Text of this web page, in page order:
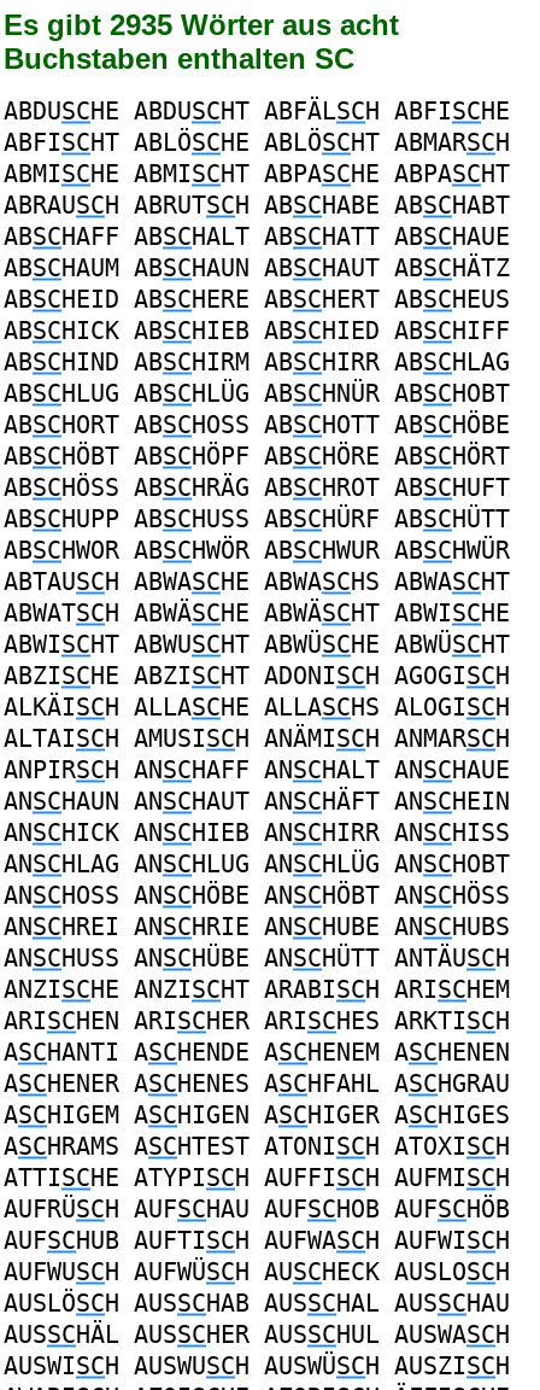
Es gibt 2935 Wörter aus acht
Buchstaben enthalten SC
ABDUSCHE ABDUSCHT ABFÄLSCH ABFISCHE
ABFISCHT ABLÖSCHE ABLÖSCHT ABMARSCH
ABMISCHE ABMISCHT ABPASCHE ABPASCHT
ABRAUSCH ABRUTSCH ABSCHABE ABSCHABT
ABSCHAFF ABSCHALT ABSCHATT ABSCHAUE
ABSCHAUM ABSCHAUN ABSCHAUT ABSCHÄTZ
ABSCHEID ABSCHERE ABSCHERT ABSCHEUS
ABSCHICK ABSCHIEB ABSCHIED ABSCHIFF
ABSCHIND ABSCHIRM ABSCHIRR ABSCHLAG
ABSCHLUG ABSCHLÜG ABSCHNÜR ABSCHOBT
ABSCHORT ABSCHOSS ABSCHOTT ABSCHÖBE
ABSCHÖBT ABSCHÖPF ABSCHÖRE ABSCHÖRT
ABSCHÖSS ABSCHRÄG ABSCHROT ABSCHUFT
ABSCHUPP ABSCHUSS ABSCHÜRF ABSCHÜTT
ABSCHWOR ABSCHWÖR ABSCHWUR ABSCHWÜR
ABTAUSCH ABWASCHE ABWASCHS ABWASCHT
ABWATSCH ABWÄSCHE ABWÄSCHT ABWISCHE
ABWISCHT ABWUSCHT ABWÜSCHE ABWÜSCHT
ABZISCHE ABZISCHT ADONISCH AGOGISCH
ALKÄISCH ALLASCHE ALLASCHS ALOGISCH
ALTAISCH AMUSISCH ANÄMISCH ANMARSCH
ANPIRSCH ANSCHAFF ANSCHALT ANSCHAUE
ANSCHAUN ANSCHAUT ANSCHÄFT ANSCHEIN
ANSCHICK ANSCHIEB ANSCHIRR ANSCHISS
ANSCHLAG ANSCHLUG ANSCHLÜG ANSCHOBT
ANSCHOSS ANSCHÖBE ANSCHÖBT ANSCHÖSS
ANSCHREI ANSCHRIE ANSCHUBE ANSCHUBS
ANSCHUSS ANSCHÜBE ANSCHÜTT ANTÄUSCH
ANZISCHE ANZISCHT ARABISCH ARISCHEM
ARISCHEN ARISCHER ARISCHES ARKTISCH
ASCHANTI ASCHENDE ASCHENEM ASCHENEN
ASCHENER ASCHENES ASCHFAHL ASCHGRAU
ASCHIGEM ASCHIGEN ASCHIGER ASCHIGES
ASCHRAMS ASCHTEST ATONISCH ATOXISCH
ATTISCHE ATYPISCH AUFFISCH AUFMISCH
AUFRÜSCH AUFSCHAU AUFSCHOB AUFSCHÖB
AUFSCHUB AUFTISCH AUFWASCH AUFWISCH
AUFWUSCH AUFWÜSCH AUSCHECK AUSLOSCH
AUSLÖSCH AUSSCHAB AUSSCHAL AUSSCHAU
AUSSCHÄL AUSSCHER AUSSCHUL AUSWASCH
AUSWISCH AUSWUSCH AUSWÜSCH AUSZISCH